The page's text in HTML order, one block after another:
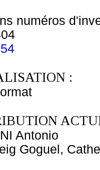
numéros
:
Antonio
Goguel,